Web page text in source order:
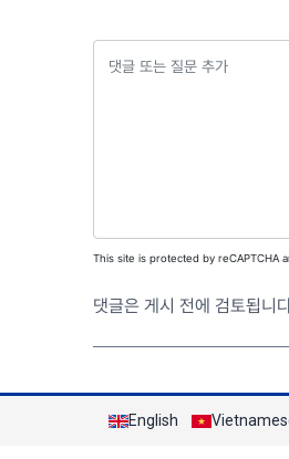
This site is protected by reCAPTCHA
댓글은 게시 전에 검토됩니
English